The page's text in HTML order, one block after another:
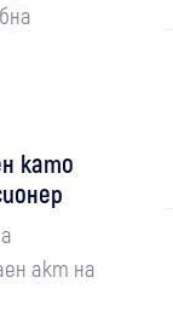
като
акт на